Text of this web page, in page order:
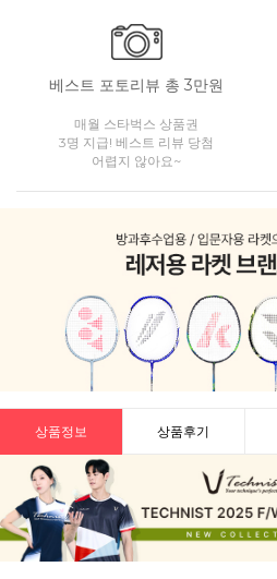
베스트 포토리뷰 총 3만원
매월 스타벅스 상품권
3명 지급! 베스트 리뷰 당첨
어렵지 않아요~
상품정보 상품후기